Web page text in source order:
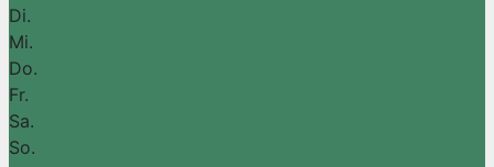
Di.
Mi.
Do.
Fr.
Sa.
So.